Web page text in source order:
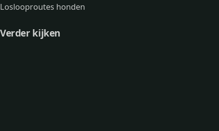
Loslooproutes honden
Verder kijken